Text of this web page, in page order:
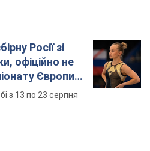
Росії зі
офіційно не
Європи
з 13 по 23 серпня